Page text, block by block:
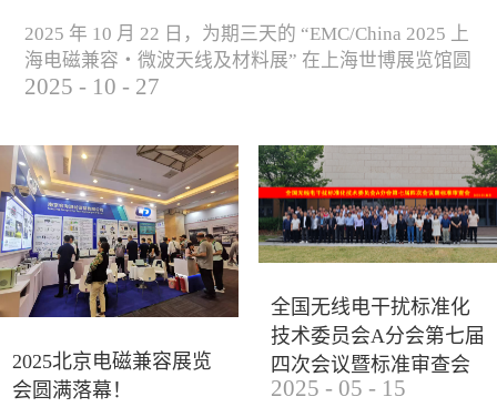
2025 年 10 月 22 日，为期三天的 “EMC/China 2025 上
海电磁兼容・微波天线及材料展” 在上海世博展览馆圆
满落下帷幕。作为电磁兼容领域的行业盛会，本届展
研讨及产品展示等多种形式，深入交流行业见解，踊
跃探索合作空间，为电磁兼容领域的高质量发展汇聚
了新动能。产品展示展会现场，公司展示了...
2025 - 10 - 27
2025北京电磁兼容展览
会圆满落幕！
全国无线电干扰标准化
技术委员会A分会第七届
四次会议暨标准审查会
成功举办
2025 - 05 - 15